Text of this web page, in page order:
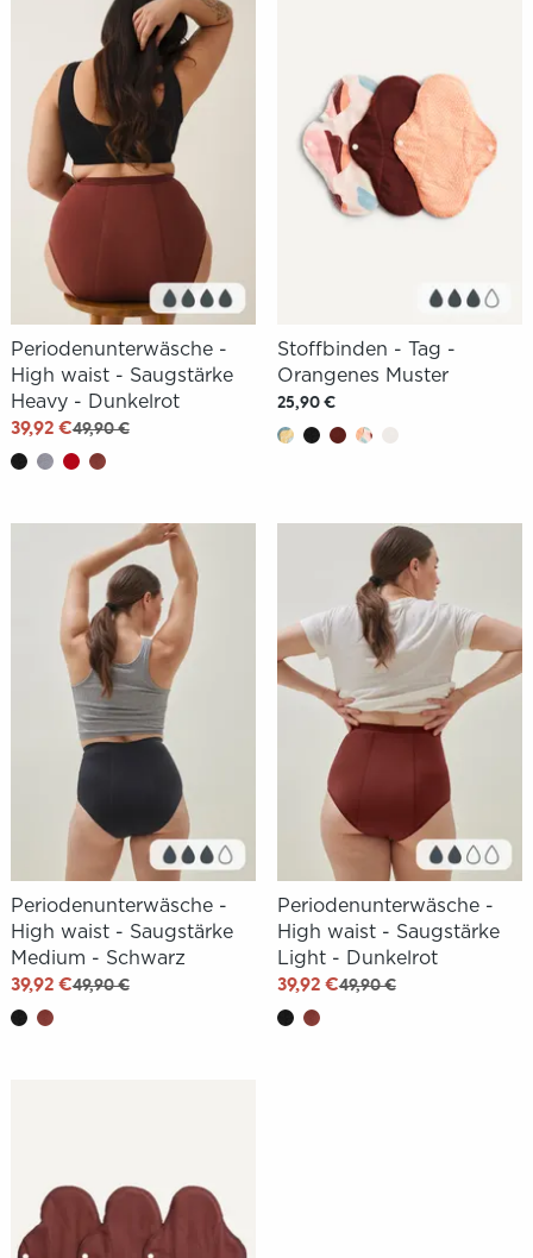
Periodenunterwäsche -
High waist - Saugstärke
Heavy - Dunkelrot
39,92 €49,90 €
Stoffbinden - Tag -
Orangenes Muster
25,90 €
Periodenunterwäsche -
High waist - Saugstärke
Medium - Schwarz
39,92 €49,90 €
Periodenunterwäsche -
High waist - Saugstärke
Light - Dunkelrot
39,92 €49,90 €